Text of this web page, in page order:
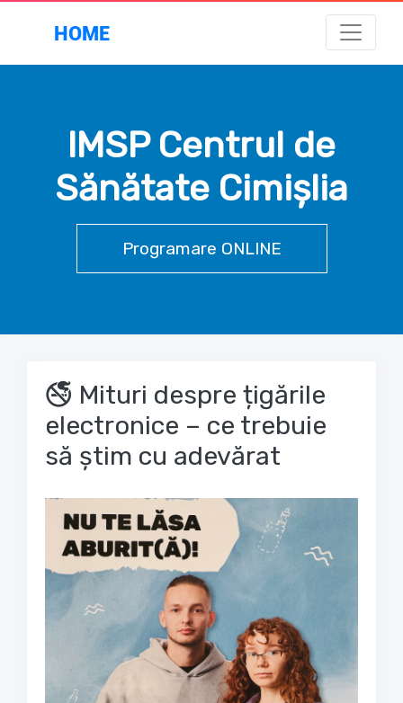
HOME
IMSP Centrul de
Sănătate Cimișlia
Programare ONLINE
🚭 Mituri despre țigările
electronice – ce trebuie
să știm cu adevărat